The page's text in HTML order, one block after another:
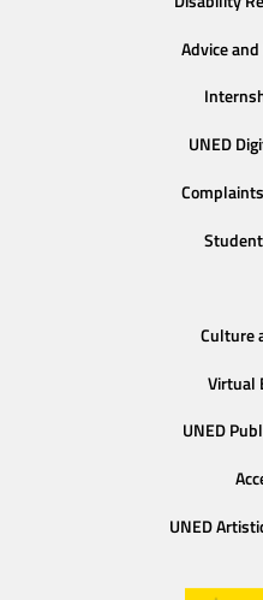
Advice
UNED
Culture
Virtual
UNED
UNED